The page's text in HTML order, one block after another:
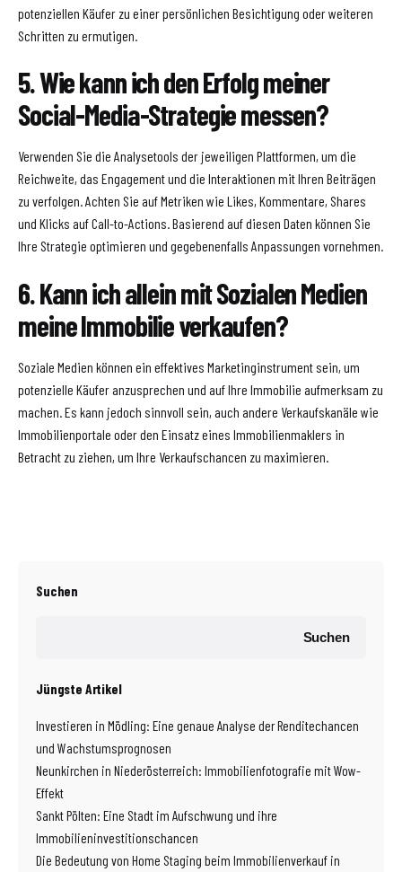
potenziellen Käufer zu einer persönlichen Besichtigung oder weiteren
Schritten zu ermutigen.
5. Wie kann ich den Erfolg meiner
Social-Media-Strategie messen?
Verwenden Sie die Analysetools der jeweiligen Plattformen, um die
Reichweite, das Engagement und die Interaktionen mit Ihren Beiträgen
zu verfolgen. Achten Sie auf Metriken wie Likes, Kommentare, Shares
und Klicks auf Call-to-Actions. Basierend auf diesen Daten können Sie
Ihre Strategie optimieren und gegebenenfalls Anpassungen vornehmen.
6. Kann ich allein mit Sozialen Medien
meine Immobilie verkaufen?
Soziale Medien können ein effektives Marketinginstrument sein, um
potenzielle Käufer anzusprechen und auf Ihre Immobilie aufmerksam zu
machen. Es kann jedoch sinnvoll sein, auch andere Verkaufskanäle wie
Immobilienportale oder den Einsatz eines Immobilienmaklers in
Betracht zu ziehen, um Ihre Verkaufschancen zu maximieren.
Suchen
Suchen
Jüngste Artikel
Investieren in Mödling: Eine genaue Analyse der Renditechancen
und Wachstumsprognosen
Neunkirchen in Niederösterreich: Immobilienfotografie mit Wow-
Effekt
Sankt Pölten: Eine Stadt im Aufschwung und ihre
Immobilieninvestitionschancen
Die Bedeutung von Home Staging beim Immobilienverkauf in